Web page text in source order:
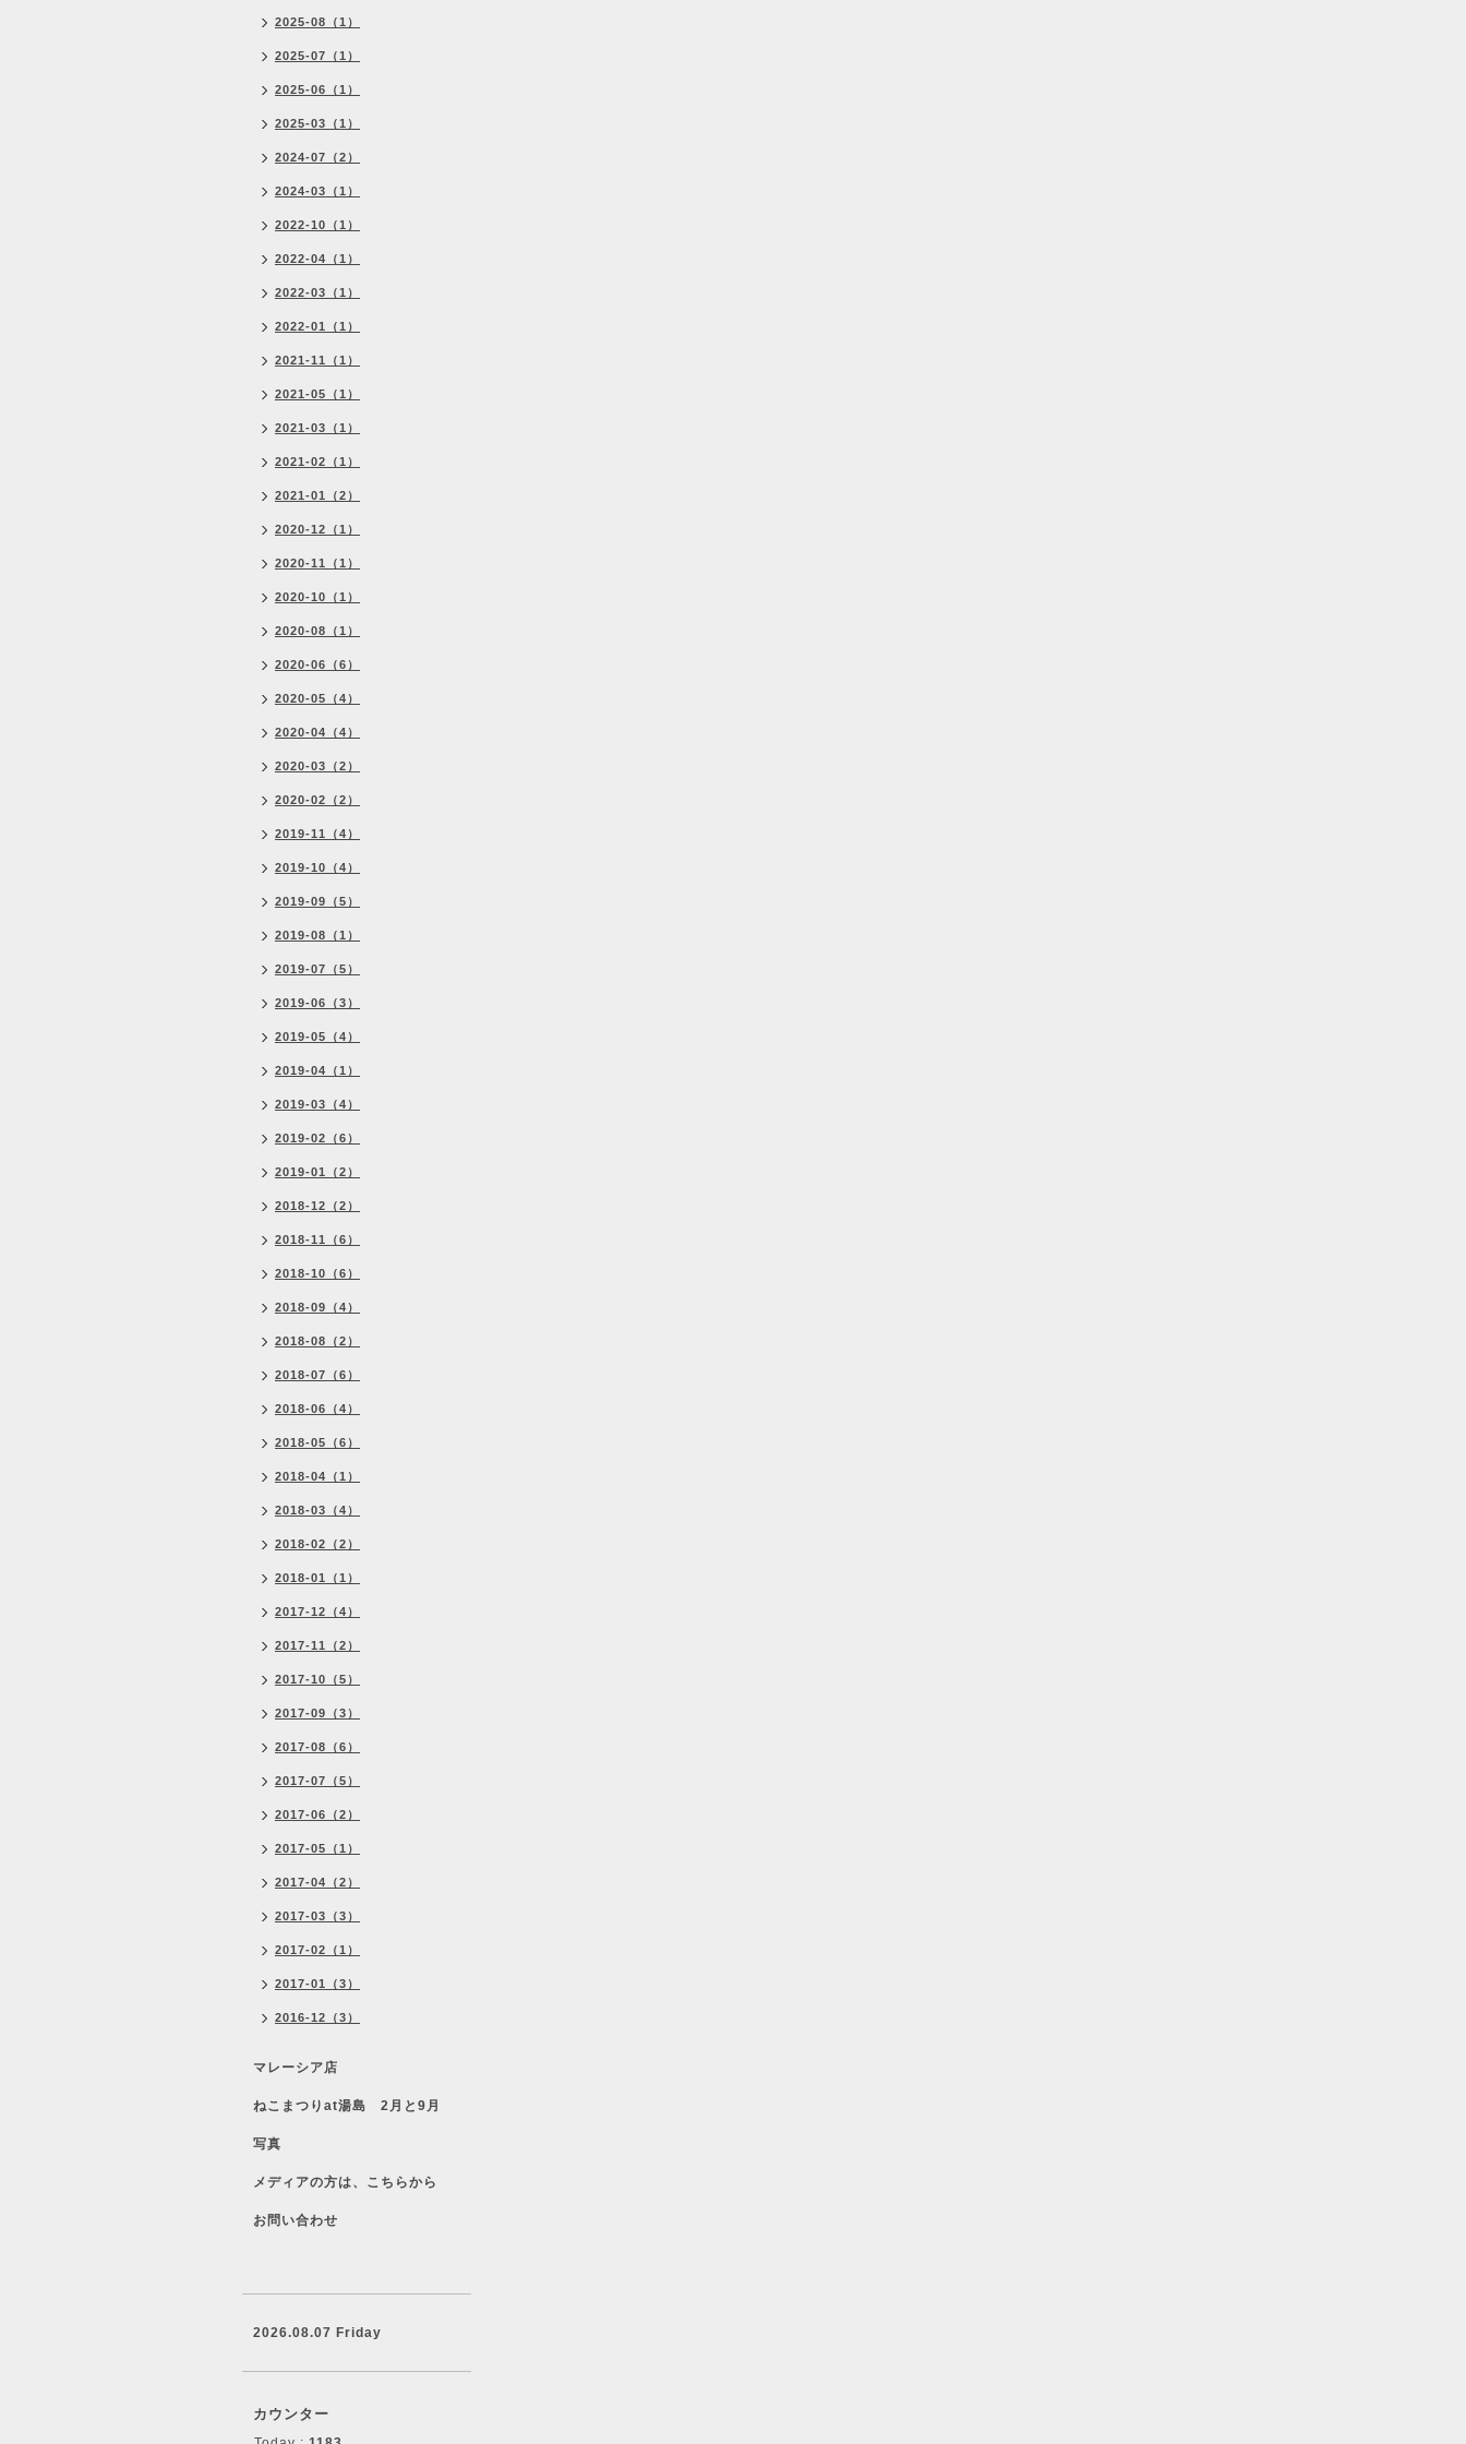
2025-08（1）
2025-07（1）
2025-06（1）
2025-03（1）
2024-07（2）
2024-03（1）
2022-10（1）
2022-04（1）
2022-03（1）
2022-01（1）
2021-11（1）
2021-05（1）
2021-03（1）
2021-02（1）
2021-01（2）
2020-12（1）
2020-11（1）
2020-10（1）
2020-08（1）
2020-06（6）
2020-05（4）
2020-04（4）
2020-03（2）
2020-02（2）
2019-11（4）
2019-10（4）
2019-09（5）
2019-08（1）
2019-07（5）
2019-06（3）
2019-05（4）
2019-04（1）
2019-03（4）
2019-02（6）
2019-01（2）
2018-12（2）
2018-11（6）
2018-10（6）
2018-09（4）
2018-08（2）
2018-07（6）
2018-06（4）
2018-05（6）
2018-04（1）
2018-03（4）
2018-02（2）
2018-01（1）
2017-12（4）
2017-11（2）
2017-10（5）
2017-09（3）
2017-08（6）
2017-07（5）
2017-06（2）
2017-05（1）
2017-04（2）
2017-03（3）
2017-02（1）
2017-01（3）
2016-12（3）
マレーシア店
ねこまつりat湯島 2月と9月
写真
メディアの方は、こちらから
お問い合わせ
2026.08.07 Friday
カウンター